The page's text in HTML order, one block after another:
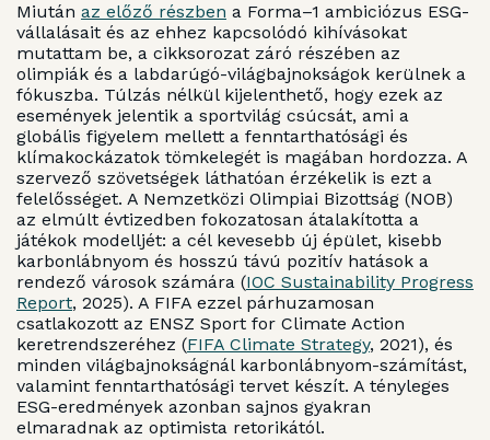
Miután az előző részben a Forma–1 ambiciózus ESG-
vállalásait és az ehhez kapcsolódó kihívásokat
mutattam be, a cikksorozat záró részében az
olimpiák és a labdarúgó-világbajnokságok kerülnek a
fókuszba. Túlzás nélkül kijelenthető, hogy ezek az
események jelentik a sportvilág csúcsát, ami a
globális figyelem mellett a fenntarthatósági és
klímakockázatok tömkelegét is magában hordozza. A
szervező szövetségek láthatóan érzékelik is ezt a
felelősséget. A Nemzetközi Olimpiai Bizottság (NOB)
az elmúlt évtizedben fokozatosan átalakította a
játékok modelljét: a cél kevesebb új épület, kisebb
karbonlábnyom és hosszú távú pozitív hatások a
rendező városok számára (IOC Sustainability Progress
Report, 2025). A FIFA ezzel párhuzamosan
csatlakozott az ENSZ Sport for Climate Action
keretrendszeréhez (FIFA Climate Strategy, 2021), és
minden világbajnokságnál karbonlábnyom-számítást,
valamint fenntarthatósági tervet készít. A tényleges
ESG-eredmények azonban sajnos gyakran
elmaradnak az optimista retorikától.